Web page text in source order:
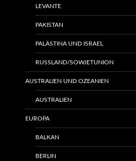
LEVANTE
PAKISTAN
PALÄSTINA UND ISRAEL
RUSSLAND/SOWJETUNION
AUSTRALIEN UND OZEANIEN
AUSTRALIEN
EUROPA
BALKAN
BERLIN